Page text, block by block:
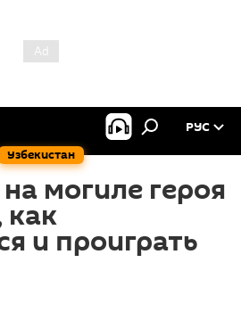
Узбекистан
РУС
могиле героя
как
и проиграть